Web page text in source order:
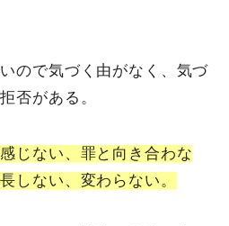
ので気づく由がなく、気づ
否がある。
じない、罪と向き合わな
しない、変わらない。